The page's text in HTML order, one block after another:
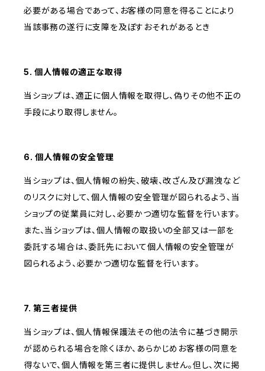
必要がある場合であって、お客様の同意を得ることにより
当該事務の遂行に支障を及ぼすおそれがあるとき
5. 個人情報の適正な取得
当ショップは、適正に個人情報を取得し、偽りその他不正の
手段により取得しません。
6. 個人情報の安全管理
当ショップは、個人情報の紛失、破壊、改ざん及び漏洩など
のリスクに対して、個人情報の安全管理が図られるよう、当
ショップの従業員に対し、必要かつ適切な監督を行います。
また、当ショップは、個人情報の取扱いの全部又は一部を
委託する場合は、委託先において個人情報の安全管理が
図られるよう、必要かつ適切な監督を行います。
7. 第三者提供
当ショップは、個人情報保護法その他の法令に基づき開示
が認められる場合を除くほか、あらかじめお客様の同意を
得ないで、個人情報を第三者に提供しません。但し、次に掲